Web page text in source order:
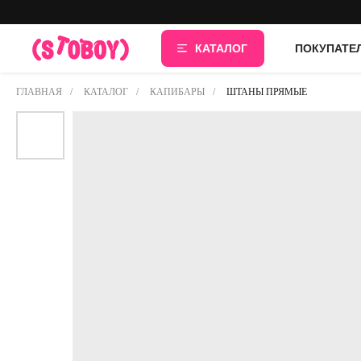
КАТАЛОГ
ГЛАВНАЯ / КАТАЛОГ / КАПИБАРЫ / ШТАНЫ ПРЯМЫЕ